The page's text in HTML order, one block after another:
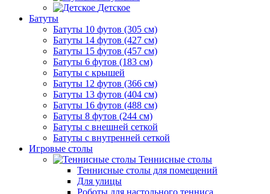
Детское
Батуты
Батуты 10 футов (305 см)
Батуты 14 футов (427 см)
Батуты 15 футов (457 см)
Батуты 6 футов (183 см)
Батуты с крышей
Батуты 12 футов (366 см)
Батуты 13 футов (404 см)
Батуты 16 футов (488 см)
Батуты 8 футов (244 см)
Батуты с внешней сеткой
Батуты с внутренней сеткой
Игровые столы
Теннисные столы
Теннисные столы для помещений
Для улицы
Роботы для настольного тенниса